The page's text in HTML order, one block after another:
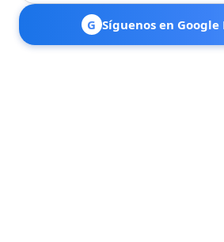
G Síguenos en Google